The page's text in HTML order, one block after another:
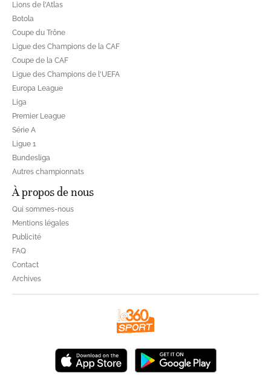
Lions de l'Atlas
Botola
Coupe du Trône
Ligue des Champions de la CAF
Coupe de la CAF
Ligue des Champions de l'UEFA
Europa League
Liga
Premier League
Série A
Ligue 1
Bundesliga
Autres championnats
À propos de nous
Qui sommes-nous
Mentions légales
Publicité
FAQ
Contact
Archives